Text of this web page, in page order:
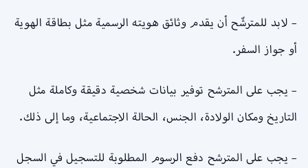
– لابد للمترشّح أن يقدم وثائق هويته الرسمية مثل بطاقة الهوية
أو جواز السفر.
– يجب على المترشح توفير بيانات شخصية دقيقة وكاملة مثل
التاريخ ومكان الولادة، الجنس، الحالة الاجتماعية، وما إلى ذلك.
– يجب على المترشح دفع الرسوم المطلوبة للتسجيل في السجل